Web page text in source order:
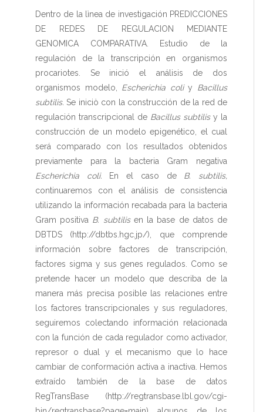
Dentro de la lìnea de investigación PREDICCIONES
DE REDES DE REGULACION MEDIANTE
GENOMICA COMPARATIVA. Estudio de la
regulación de la transcripción en organismos
procariotes. Se inició el análisis de dos
organismos modelo, Escherichia coliy Bacillus
subtilis. Se iniciò con la construcción de la red de
regulación transcripcional de Bacillus subtilisy la
construcción de un modelo epigenético, el cual
será comparado con los resultados obtenidos
previamente para la bacteria Gram negativa
Escherichia coli. En el caso de B. subtilis,
continuaremos con el análisis de consistencia
utilizando la información recabada para la bacteria
Gram positiva B. subtilisen la base de datos de
DBTDS (http://dbtbs.hgc.jp/), que comprende
información sobre factores de transcripción,
factores sigma y sus genes regulados. Como se
pretende hacer un modelo que describa de la
manera más precisa posible las relaciones entre
los factores transcripcionales y sus reguladores,
seguiremos colectando información relacionada
con la función de cada regulador como activador,
represor o dual y el mecanismo que lo hace
cambiar de conformación activa a inactiva. Hemos
extraído también de la base de datos
RegTransBase (http://regtransbase.lbl.gov/cgi-